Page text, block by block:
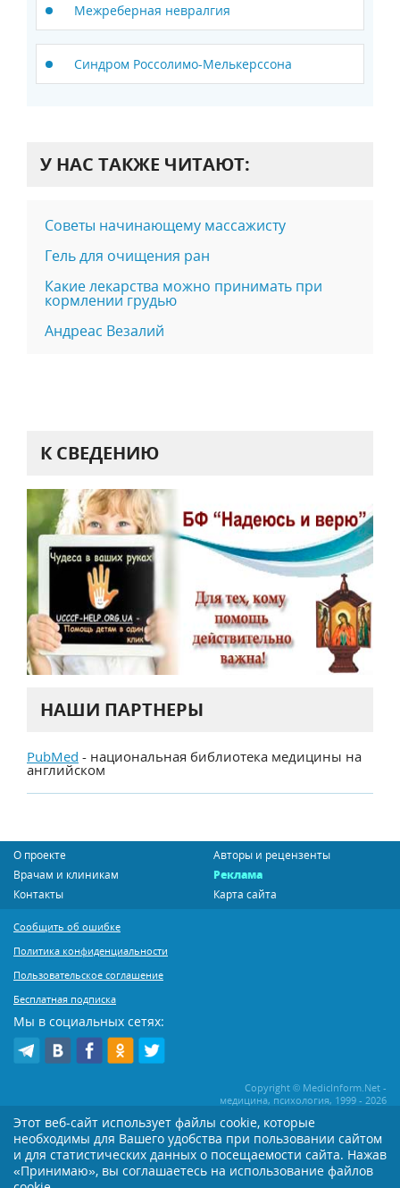
Межреберная невралгия
Синдром Россолимо-Мелькерссона
У НАС ТАКЖЕ ЧИТАЮТ:
Советы начинающему массажисту
Гель для очищения ран
Какие лекарства можно принимать при
кормлении грудью
Андреас Везалий
К СВЕДЕНИЮ
НАШИ ПАРТНЕРЫ
PubMed - национальная библиотека медицины на
английском
О проекте
Авторы и рецензенты
Врачам и клиникам
Реклама
Контакты
Карта сайта
Сообщить об ошибке
Политика конфиденциальности
Пользовательское соглашение
Бесплатная подписка
Мы в социальных сетях:
Copyright © MedicInform.Net -
медицина, психология, 1999 - 2026
Копирование или иное распространение статей нашего сайта строго
воспрещается. Копирование раздела "Новости" допускается при наличии
активной открытой для поисковиков ссылки на MedicInform.Net
Материалы на сайте представлены в справочных целях. Редакция не всегда
Этот веб-сайт использует файлы cookie, которые
необходимы для Вашего удобства при пользовании сайтом
и для статистических данных о посещаемости сайта. Нажав
«Принимаю», вы соглашаетесь на использование файлов